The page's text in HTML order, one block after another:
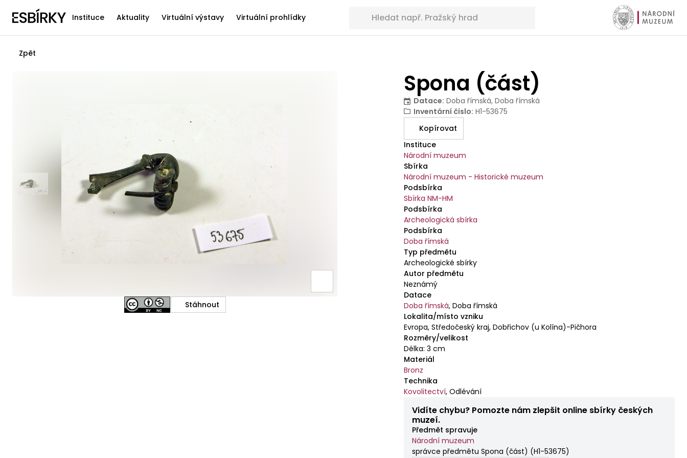
Instituce Aktuality Virtuální výstavy Virtuální prohlídky
Zpět
Spona (část)
Datace: Doba římská, Doba římská
Inventární číslo: H1-53675
Kopírovat
Instituce
Národní muzeum
Sbírka
Národní muzeum - Historické muzeum
Podsbírka
Sbírka NM-HM
Podsbírka
Archeologická sbírka
Podsbírka
Doba římská
Typ předmětu
Archeologické sbírky
Autor předmětu
Neznámý
Datace
Doba římská,Doba římská
Lokalita/místo vzniku
Evropa, Středočeský kraj, Dobřichov (u Kolína)-Pičhora
Rozměry/velikost
Délka: 3 cm
Materiál
Bronz
Technika
Kovolitectví,Odlévání
Vidíte chybu? Pomozte nám zlepšit online sbírky českých
muzeí.
Předmět spravuje
Národní muzeum
správce předmětu Spona (část) (H1-53675)
Stáhnout